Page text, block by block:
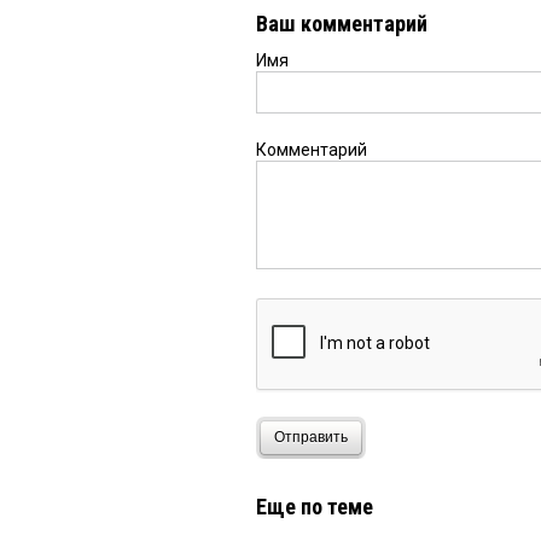
чипсов и
Ваш комментарий
Имя
Комментарий
Отправить
Еще по теме